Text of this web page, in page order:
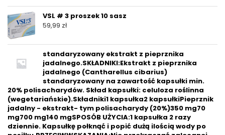
VSL # 3 proszek 10 sasz
59,99 zł
standaryzowany ekstrakt z pieprznika
jadalnego.SKŁADNIKI:Ekstrakt z pieprznika
jadalnego (Cantharellus cibarius)
standaryzowany na zawartość kapsułki min.
20% polisacharydów. Skład kapsułki: celuloza roślinna
(wegetariańskie).Składniki1 kapsułka2 kapsułkiPieprznik
jadalny - ekstrakt- tym polisacharydy (20%)350 mg70
mg700 mg140 mgSPOSÓB UŻYCIA:1 kapsułka 2 razy
dziennie. Kapsułkę połknąć i popić dużą ilością wody po